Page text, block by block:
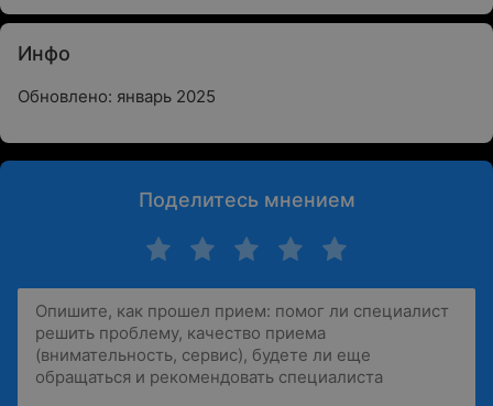
Инфо
Обновлено: январь 2025
Поделитесь мнением